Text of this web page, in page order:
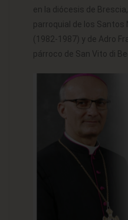
en la diócesis de
parroquial de los Santos
(1982-1987) y de Adro
párroco de San Vito di